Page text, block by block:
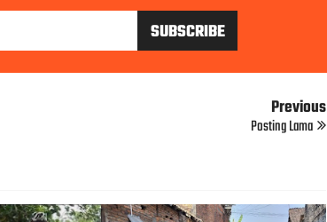
Previous
Posting Lama